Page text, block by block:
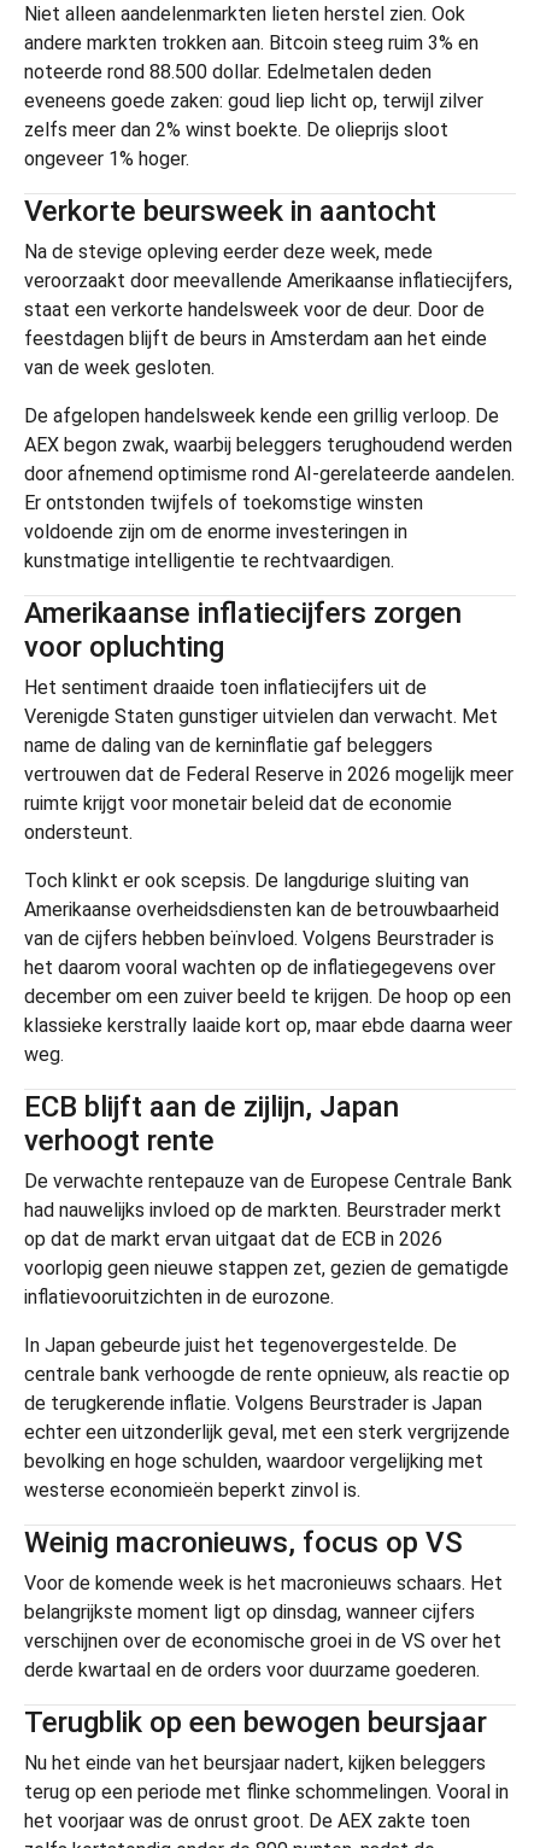
Niet alleen aandelenmarkten lieten herstel zien. Ook
andere markten trokken aan. Bitcoin steeg ruim 3% en
noteerde rond 88.500 dollar. Edelmetalen deden
eveneens goede zaken: goud liep licht op, terwijl zilver
zelfs meer dan 2% winst boekte. De olieprijs sloot
ongeveer 1% hoger.
Verkorte beursweek in aantocht
Na de stevige opleving eerder deze week, mede
veroorzaakt door meevallende Amerikaanse inflatiecijfers,
staat een verkorte handelsweek voor de deur. Door de
feestdagen blijft de beurs in Amsterdam aan het einde
van de week gesloten.
De afgelopen handelsweek kende een grillig verloop. De
AEX begon zwak, waarbij beleggers terughoudend werden
door afnemend optimisme rond AI-gerelateerde aandelen.
Er ontstonden twijfels of toekomstige winsten
voldoende zijn om de enorme investeringen in
kunstmatige intelligentie te rechtvaardigen.
Amerikaanse inflatiecijfers zorgen
voor opluchting
Het sentiment draaide toen inflatiecijfers uit de
Verenigde Staten gunstiger uitvielen dan verwacht. Met
name de daling van de kerninflatie gaf beleggers
vertrouwen dat de Federal Reserve in 2026 mogelijk meer
ruimte krijgt voor monetair beleid dat de economie
ondersteunt.
Toch klinkt er ook scepsis. De langdurige sluiting van
Amerikaanse overheidsdiensten kan de betrouwbaarheid
van de cijfers hebben beïnvloed. Volgens Beurstrader is
het daarom vooral wachten op de inflatiegegevens over
december om een zuiver beeld te krijgen. De hoop op een
klassieke kerstrally laaide kort op, maar ebde daarna weer
weg.
ECB blijft aan de zijlijn, Japan
verhoogt rente
De verwachte rentepauze van de Europese Centrale Bank
had nauwelijks invloed op de markten. Beurstrader merkt
op dat de markt ervan uitgaat dat de ECB in 2026
voorlopig geen nieuwe stappen zet, gezien de gematigde
inflatievooruitzichten in de eurozone.
In Japan gebeurde juist het tegenovergestelde. De
centrale bank verhoogde de rente opnieuw, als reactie op
de terugkerende inflatie. Volgens Beurstrader is Japan
echter een uitzonderlijk geval, met een sterk vergrijzende
bevolking en hoge schulden, waardoor vergelijking met
westerse economieën beperkt zinvol is.
Weinig macronieuws, focus op VS
Voor de komende week is het macronieuws schaars. Het
belangrijkste moment ligt op dinsdag, wanneer cijfers
verschijnen over de economische groei in de VS over het
derde kwartaal en de orders voor duurzame goederen.
Terugblik op een bewogen beursjaar
Nu het einde van het beursjaar nadert, kijken beleggers
terug op een periode met flinke schommelingen. Vooral in
het voorjaar was de onrust groot. De AEX zakte toen